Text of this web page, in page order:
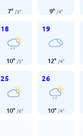
7° /3° 9° /4°
18
10° /5°
19
12° /4°
25
10° /6°
26
10° /4°